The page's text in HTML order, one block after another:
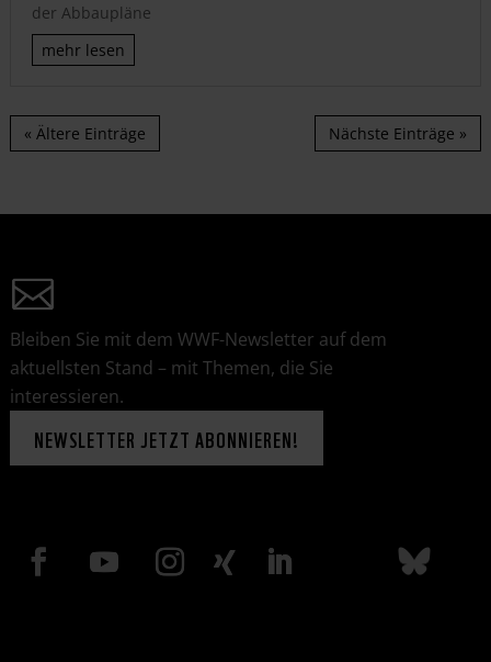
der Abbaupläne
mehr lesen
« Ältere Einträge Nächste Einträge »
Bleiben Sie mit dem WWF-Newsletter auf dem
aktuellsten Stand – mit Themen, die Sie
interessieren.
NEWSLETTER JETZT ABONNIEREN!